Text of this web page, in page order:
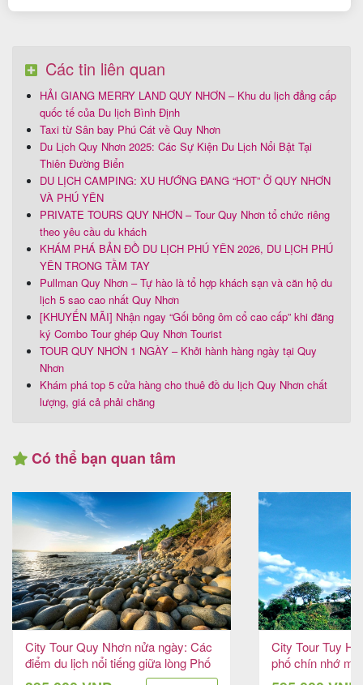
Các tin liên quan
HẢI GIANG MERRY LAND QUY NHƠN – Khu du lịch đẳng cấp
quốc tế của Du lịch Bình Định
Taxi từ Sân bay Phú Cát về Quy Nhơn
Du Lịch Quy Nhơn 2025: Các Sự Kiện Du Lịch Nổi Bật Tại
Thiên Đường Biển
DU LỊCH CAMPING: XU HƯỚNG ĐANG “HOT” Ở QUY NHƠN
VÀ PHÚ YÊN
PRIVATE TOURS QUY NHƠN – Tour Quy Nhơn tổ chức riêng
theo yêu cầu du khách
KHÁM PHÁ BẢN ĐỒ DU LỊCH PHÚ YÊN 2026, DU LỊCH PHÚ
YÊN TRONG TẦM TAY
Pullman Quy Nhơn – Tự hào là tổ hợp khách sạn và căn hộ du
lịch 5 sao cao nhất Quy Nhơn
[KHUYẾN MÃI] Nhận ngay “Gối bông ôm cổ cao cấp” khi đăng
ký Combo Tour ghép Quy Nhơn Tourist
TOUR QUY NHƠN 1 NGÀY – Khởi hành hàng ngày tại Quy
Nhơn
Khám phá top 5 cửa hàng cho thuê đồ du lịch Quy Nhơn chất
lượng, giá cả phải chăng
Có thể bạn quan tâm
City Tour Quy Nhơn nửa ngày: Các
điểm du lịch nổi tiếng giữa lòng Phố
biển
City Tour Tuy
phố chín nhớ